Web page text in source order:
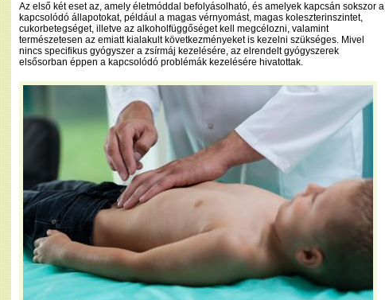
Az első két eset az, amely életmóddal befolyásolható, és amelyek kapcsán sokszor a
kapcsolódó állapotokat, például a magas vérnyomást, magas koleszterinszintet,
cukorbetegséget, illetve az alkoholfüggőséget kell megcélozni, valamint
természetesen az emiatt kialakult következményeket is kezelni szükséges. Mivel
nincs specifikus gyógyszer a zsírmáj kezelésére, az elrendelt gyógyszerek
elsősorban éppen a kapcsolódó problémák kezelésére hivatottak.